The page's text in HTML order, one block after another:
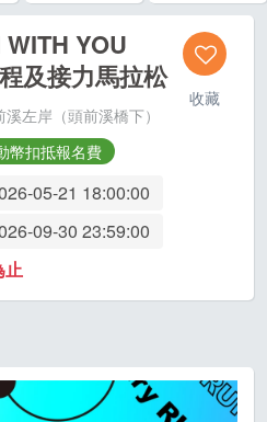
收藏
YOU
及接力馬拉松
左岸（頭前溪橋下）
幣扣抵報名費
05-21 18:00:00
09-30 23:59:00
止